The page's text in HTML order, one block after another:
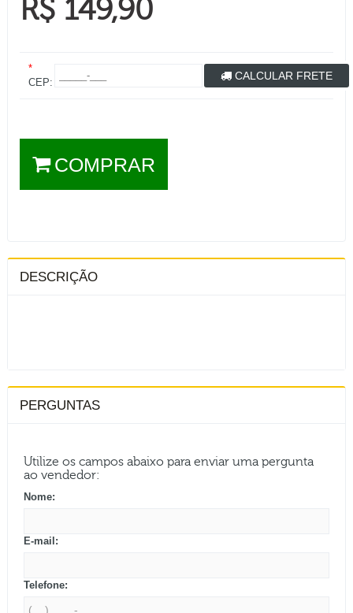
R$ 149,90
*
CEP:
CALCULAR FRETE
COMPRAR
DESCRIÇÃO
PERGUNTAS
Utilize os campos abaixo para enviar uma pergunta
ao vendedor:
Nome:
E-mail:
Telefone: